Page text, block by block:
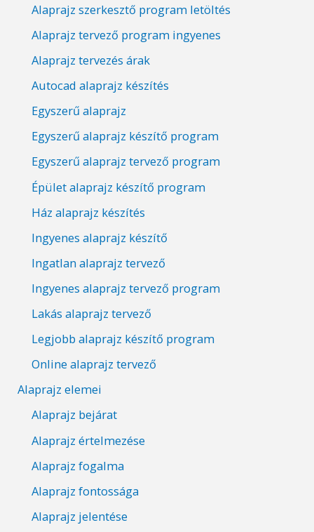
Alaprajz szerkesztő program letöltés
Alaprajz tervező program ingyenes
Alaprajz tervezés árak
Autocad alaprajz készítés
Egyszerű alaprajz
Egyszerű alaprajz készítő program
Egyszerű alaprajz tervező program
Épület alaprajz készítő program
Ház alaprajz készítés
Ingyenes alaprajz készítő
Ingatlan alaprajz tervező
Ingyenes alaprajz tervező program
Lakás alaprajz tervező
Legjobb alaprajz készítő program
Online alaprajz tervező
Alaprajz elemei
Alaprajz bejárat
Alaprajz értelmezése
Alaprajz fogalma
Alaprajz fontossága
Alaprajz jelentése